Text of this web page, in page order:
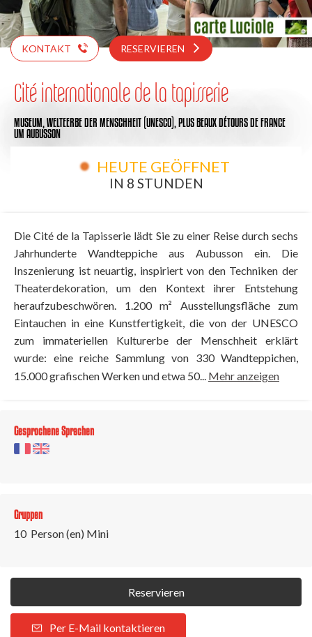
KONTAKT RESERVIEREN
Cité internationale de la tapisserie
MUSEUM, WELTEERBE DER MENSCHHEIT (UNESCO), PLUS BEAUX DÉTOURS DE FRANCE
UM AUBUSSON
HEUTE GEÖFFNET
IN 8 STUNDEN
Die Cité de la Tapisserie lädt Sie zu einer Reise durch sechs
Jahrhunderte Wandteppiche aus Aubusson ein. Die
Inszenierung ist neuartig, inspiriert von den Techniken der
Theaterdekoration, um den Kontext ihrer Entstehung
heraufzubeschwören. 1.200 m² Ausstellungsfläche zum
Eintauchen in eine Kunstfertigkeit, die von der UNESCO
zum immateriellen Kulturerbe der Menschheit erklärt
wurde: eine reiche Sammlung von 330 Wandteppichen,
15.000 grafischen Werken und etwa 50... Mehr anzeigen
Gesprochene Sprachen
Gruppen
10 Person (en) Mini
Reservieren
Per E-Mail kontaktieren